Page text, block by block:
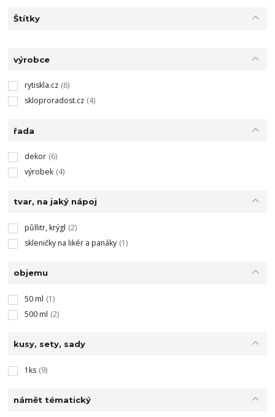
Štítky
výrobce
rytiskla.cz (6)
skloproradost.cz (4)
řada
dekor (6)
výrobek (4)
tvar, na jaký nápoj
půllitr, krýgl (2)
skleničky na likér a panáky (1)
objemu
50 ml (1)
500 ml (2)
kusy, sety, sady
1ks (9)
námět tématický